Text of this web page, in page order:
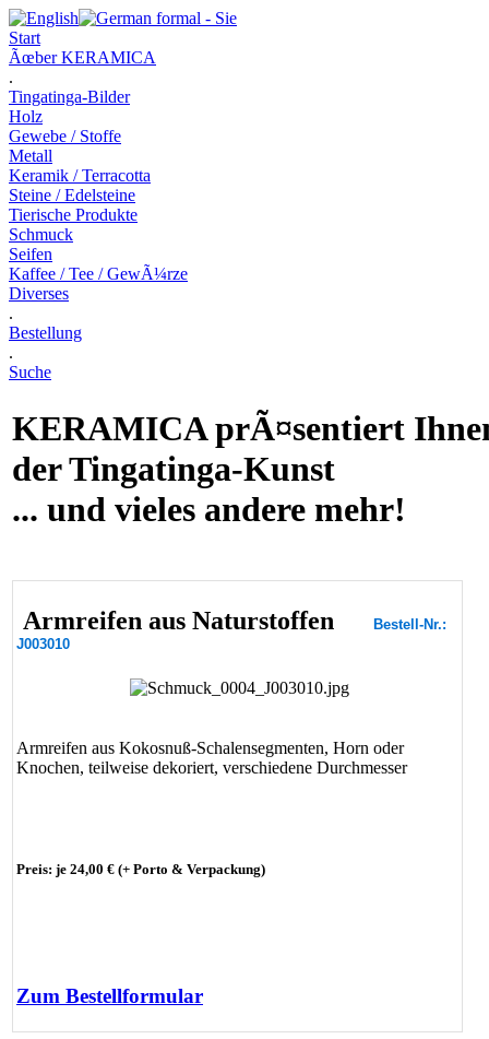
Start
Ãœber KERAMICA
.
Tingatinga-Bilder
Holz
Gewebe / Stoffe
Metall
Keramik / Terracotta
Steine / Edelsteine
Tierische Produkte
Schmuck
Seifen
Kaffee / Tee / GewÃ¼rze
Diverses
.
Bestellung
.
Suche
KERAMICAprÃ¤sentiert
der Tingatinga-Kunst
... und vieles andere mehr!
Armreifen aus Naturstoffen
Bestell-Nr.:
J003010
Armreifen aus Kokosnuß-Schalensegmenten, Horn oder
Knochen, teilweise dekoriert, verschiedene Durchmesser
Preis: je 24,00 € (+ Porto & Verpackung)
Zum Bestellformular